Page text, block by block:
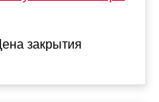
закрытия